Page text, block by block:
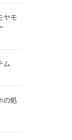
ヤモ
ム
の処